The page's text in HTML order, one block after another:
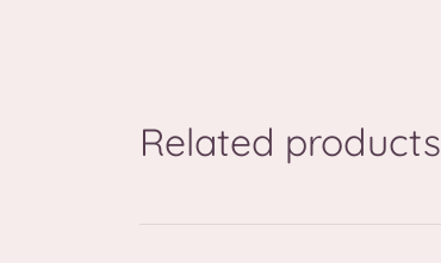
Related products